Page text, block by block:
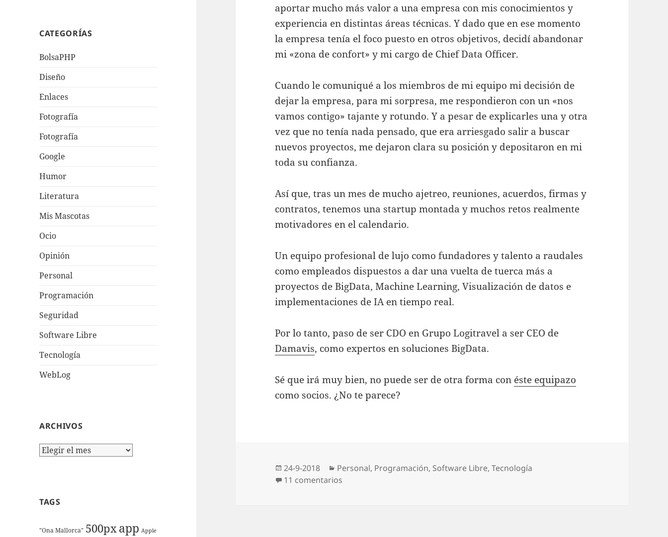
CATEGORÍAS
BolsaPHP
Diseño
Enlaces
Fotografí­a
Fotografía
Google
Humor
Literatura
Mis Mascotas
Ocio
Opinión
Personal
Programación
Seguridad
Software Libre
Tecnologí­a
WebLog
ARCHIVOS
Archivos
TAGS
"Ona Mallorca" 500pxapp Apple
aportar mucho más valor a una empresa con mis conocimientos y
experiencia en distintas áreas técnicas. Y dado que en ese momento
la empresa tenía el foco puesto en otros objetivos, decidí abandonar
mi «zona de confort» y mi cargo de Chief Data Officer.
Cuando le comuniqué a los miembros de mi equipo mi decisión de
dejar la empresa, para mi sorpresa, me respondieron con un «nos
vamos contigo» tajante y rotundo. Y a pesar de explicarles una y otra
vez que no tenía nada pensado, que era arriesgado salir a buscar
nuevos proyectos, me dejaron clara su posición y depositaron en mi
toda su confianza.
Así que, tras un mes de mucho ajetreo, reuniones, acuerdos, firmas y
contratos, tenemos una startup montada y muchos retos realmente
motivadores en el calendario.
Un equipo profesional de lujo como fundadores y talento a raudales
como empleados dispuestos a dar una vuelta de tuerca más a
proyectos de BigData, Machine Learning, Visualización de datos e
implementaciones de IA en tiempo real.
Por lo tanto, paso de ser CDO en Grupo Logitravel a ser CEO de
Damavis, como expertos en soluciones BigData.
Sé que irá muy bien, no puede ser de otra forma con éste equipazo
como socios. ¿No te parece?
Publicado
el
24-9-2018 Categorías
Personal, Programación, Software Libre,Tecnologí­a
11 comentarios